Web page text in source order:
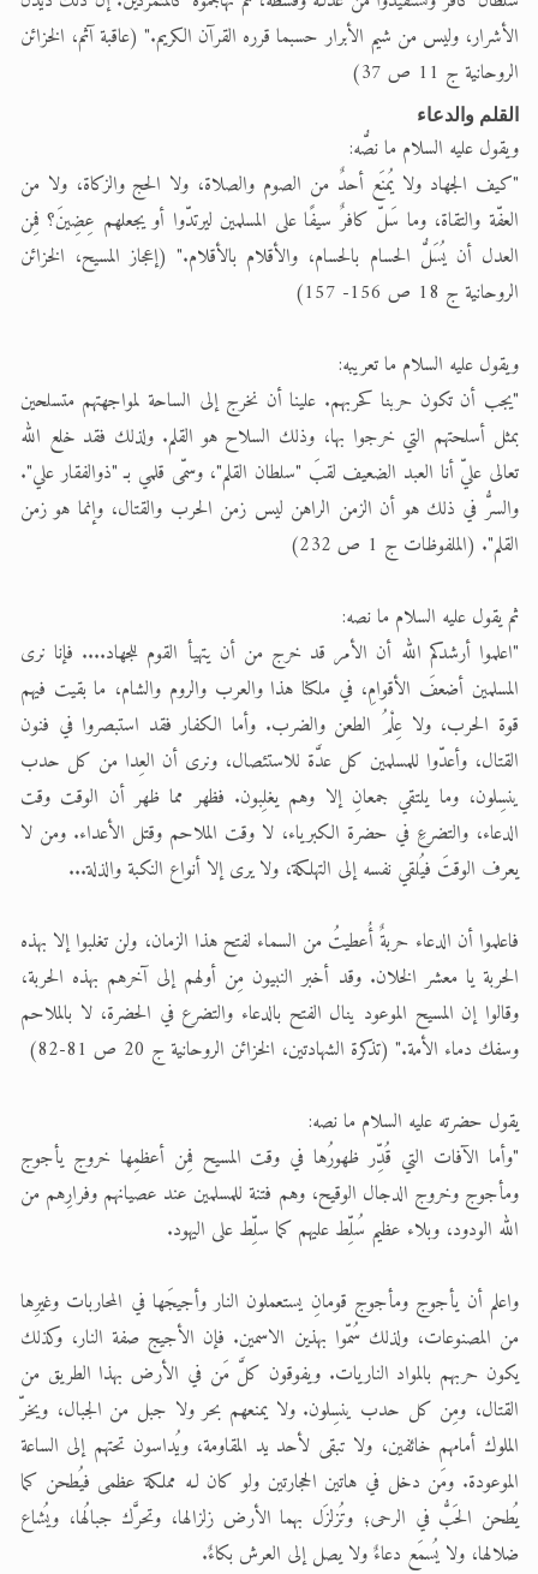
الأشرار، وليس من شيم الأبرار حسبما قرره القرآن الكريم." (عاقبة آثم، الخزائن
الروحانية ج 11 ص 37)
القلم والدعاء
ويقول عليه السلام ما نصُّه:
"كيف الجهاد ولا يُمنَع أحدٌ من الصوم والصلاة، ولا الحج والزكاة، ولا من
العفّة والتقاة، وما سَلّ كافرٌ سيفًا على المسلمين ليرتدّوا أو يجعلهم عِضِينَ؟ فمِن
العدل أن يُسَلُّ الحسام بالحسام، والأقلام بالأقلام." (إعجاز المسيح، الخزائن
الروحانية ج 18 ص 156- 157)
ويقول عليه السلام ما تعريبه:
"يجب أن تكون حربنا كحربهم. علينا أن نخرج إلى الساحة لمواجهتهم متسلحين
بمثل أسلحتهم التي خرجوا بها، وذلك السلاح هو القلم. ولذلك فقد خلع الله
تعالى عليّ أنا العبد الضعيف لقبَ "سلطان القلم"، وسمّى قلمي بـ "ذوالفقار علي".
والسرُّ في ذلك هو أن الزمن الراهن ليس زمن الحرب والقتال، وإنما هو زمن
القلم". (الملفوظات ج 1 ص 232)
ثم يقول عليه السلام ما نصه:
"اعلموا أرشدكم الله أن الأمر قد خرج من أن يتهيأ القوم للجهاد.... فإنا نرى
المسلمين أضعفَ الأقوامِ، في ملكنا هذا والعرب والروم والشام، ما بقيت فيهم
قوة الحرب، ولا عِلْمُ الطعن والضرب. وأما الكفار فقد استبصروا في فنون
القتال، وأعدّوا للمسلمين كل عدَّة للاستئصال، ونرى أن العِدا من كل حدب
ينسِلون، وما يلتقي جمعانِ إلا وهم يغلِبون. فظهر مما ظهر أن الوقت وقت
الدعاء، والتضرعِ في حضرة الكبرياء، لا وقت الملاحم وقتل الأعداء. ومن لا
يعرف الوقتَ فيُلقي نفسه إلى التهلكة، ولا يرى إلا أنواع النكبة والذلة...
فاعلموا أن الدعاء حربةٌ أُعطيتُ من السماء لفتح هذا الزمان، ولن تغلبوا إلا بهذه
الحربة يا معشر الخلان. وقد أخبر النبيون مِن أولهم إلى آخرهم بهذه الحربة،
وقالوا إن المسيح الموعود ينال الفتح بالدعاء والتضرع في الحضرة، لا بالملاحم
وسفك دماء الأمة." (تذكرة الشهادتين، الخزائن الروحانية ج 20 ص 81-82)
يقول حضرته عليه السلام ما نصه:
"وأما الآفات التي قُدِّر ظهورُها في وقت المسيح فمِن أعظمِها خروج يأجوج
ومأجوج وخروج الدجال الوقيح، وهم فتنة للمسلمين عند عصيانهم وفرارِهم من
الله الودود، وبلاء عظيم سُلِّط عليهم كما سلِّط على اليهود.
واعلم أن يأجوج ومأجوج قومانِ يستعملون النار وأجيجَها في المحاربات وغيرِها
من المصنوعات، ولذلك سُمّوا بهذين الاسمين. فإن الأجيج صفة النار، وكذلك
يكون حربهم بالمواد الناريات. ويفوقون كلَّ مَن في الأرض بهذا الطريق من
القتال، ومِن كل حدب ينسِلون. ولا يمنعهم بحر ولا جبل من الجبال، ويخرّ
الملوك أمامهم خائفين، ولا تبقى لأحد يد المقاومة، ويُداسون تحتهم إلى الساعة
الموعودة. ومَن دخل في هاتين الحجارتين ولو كان لـه مملكة عظمى فيُطحن كما
يُطحن الحَبُّ في الرحى؛ وتُزلزَل بهما الأرض زلزالها، وتحرَّك جبالُها، ويُشاع
ضلالها، ولا يُسمَع دعاءٌ ولا يصل إلى العرش بكاءٌ.